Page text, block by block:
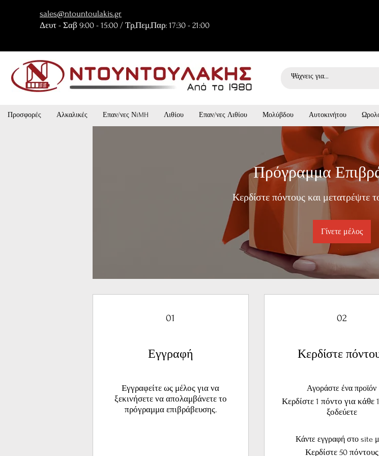
sales@ntountoulakis.gr
Δευτ - Σαβ 9:00 - 15:00 / Τρ,Πεμ,Παρ: 17:30 - 21:00
Προσφορές Αλκαλικές Επαν/νες ΝiMH Λιθίου Επαν/νες Λιθίου Μολύβδου Αυτοκινήτου
Πρόγραμμα
Κερδίστε πόντους και μετατρέψτε
Γίνετε μέλος
01
Εγγραφή
Εγγραφείτε ως μέλος για να
ξεκινήσετε να απολαμβάνετε το
πρόγραμμα επιβράβευσης.
02
Κερδίστε
Αγοράστε ένα προϊόν
Κερδίστε 1 πόντο για κάθε
ξοδεύετε
Κάντε εγγραφή στο site
Κερδίστε 50 πόντους